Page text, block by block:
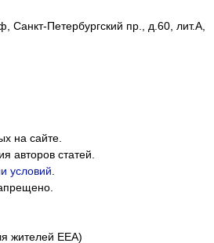
Санкт-Петербургский пр., д.60, лит.А,
на сайте.
авторов статей.
условий
жителей EEA)